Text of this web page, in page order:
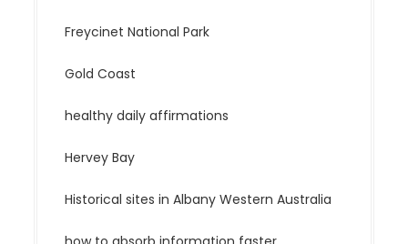
Freycinet National Park
Gold Coast
healthy daily affirmations
Hervey Bay
Historical sites in Albany Western Australia